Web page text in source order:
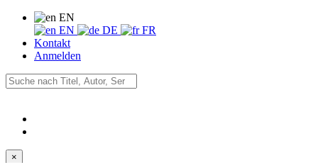
EN
EN
DE
FR
Kontakt
Anmelden
×